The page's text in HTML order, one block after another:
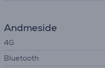
Andmeside
4G
Bluetooth